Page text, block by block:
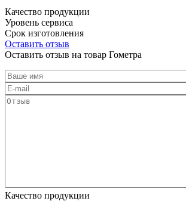
Качество продукции
Уровень сервиса
Срок изготовления
Оставить отзыв
Оставить отзыв на товар Гометра
Качество продукции